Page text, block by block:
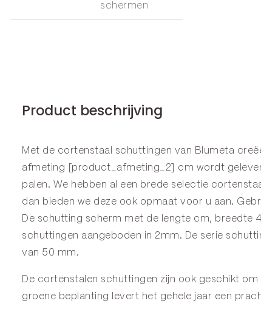
schermen
Product beschrijving
Met de cortenstaal schuttingen van Blumeta
afmeting [product_afmeting_2] cm wordt
palen. We hebben al een brede selectie
dan bieden we deze ook opmaat voor u aan.
De schutting scherm met de lengte cm, breedte
schuttingen aangeboden in 2mm. De serie
van 50 mm.
De cortenstalen schuttingen zijn ook geschikt
groene beplanting levert het gehele jaar een